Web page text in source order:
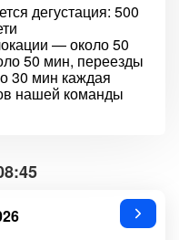
дегустация: 500
— около 50
50 мин, переезды
30 мин каждая
нашей команды